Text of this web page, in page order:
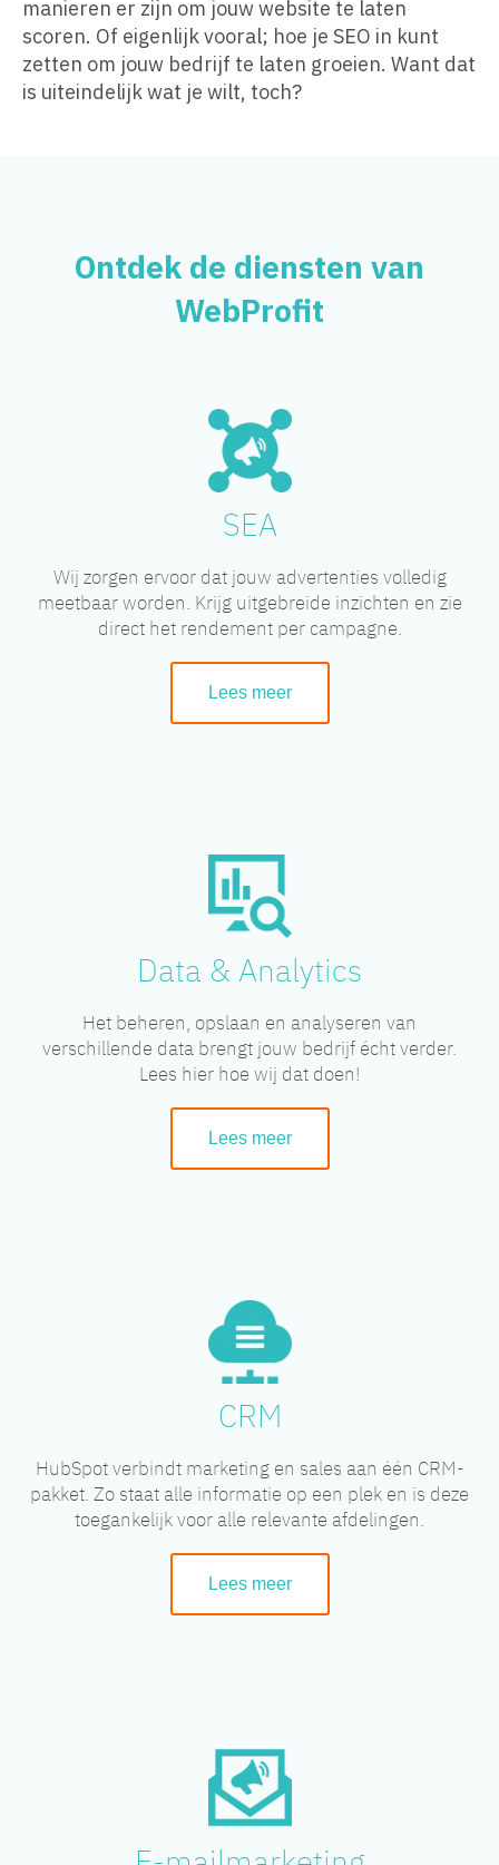
manieren er zijn om jouw website te laten
scoren. Of eigenlijk vooral; hoe je SEO in kunt
zetten om jouw bedrijf te laten groeien. Want dat
is uiteindelijk wat je wilt, toch?
Ontdek de diensten van
WebProfit
SEA
Wij zorgen ervoor dat jouw advertenties volledig
meetbaar worden. Krijg uitgebreide inzichten en zie
direct het rendement per campagne.
Lees meer
Data & Analytics
Het beheren, opslaan en analyseren van
verschillende data brengt jouw bedrijf écht verder.
Lees hier hoe wij dat doen!
Lees meer
CRM
HubSpot verbindt marketing en sales aan één CRM-
pakket. Zo staat alle informatie op een plek en is deze
toegankelijk voor alle relevante afdelingen.
Lees meer